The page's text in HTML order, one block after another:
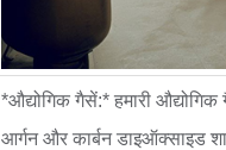
*औद्योगिक गैसें:* हमारी
आर्गन और कार्बन डाइऑक्साइड